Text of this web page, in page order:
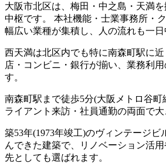
大阪市北区は、梅田・中之島・天満
中枢です。 本社機能・士業事務所・
幅広い業種が集積し、人の流れも一日
西天満は北区内でも特に南森町駅に
店・コンビニ・銀行が揃い、業務利
す。
南森町駅まで徒歩5分(大阪メトロ谷町
ライアント来訪・社員通勤の両面で大
築53年(1973年竣工)のヴィンテージビ
んできた建築で、リノベーション活
先としても選ばれます。